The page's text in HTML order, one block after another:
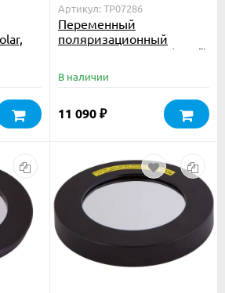
Артикул: TP07286
Переменный
поляризационный
фильтр Meade 905 (1.25")
В наличии
11 090 ₽